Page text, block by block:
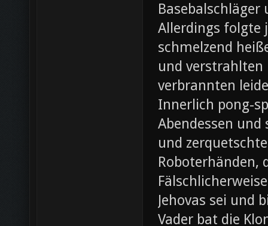
Allerdings folgte
schmelzend
und verstrahlten
verbrannten
Innerlich pong-
Abendessen
und
Roboterhänden,
Jehovas sei und
Vader bat die